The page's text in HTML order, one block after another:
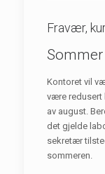
Fravær,
Kontoret vil
være redusert
av august.
det gjelde
sekretær
sommeren.